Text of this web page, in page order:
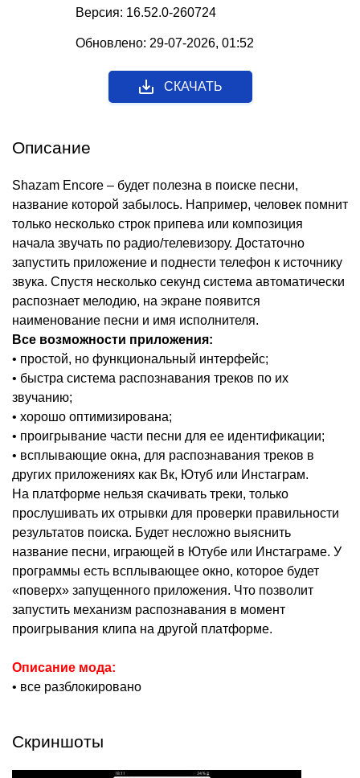
Версия: 16.52.0-260724
Обновлено: 29-07-2026, 01:52
СКАЧАТЬ
Описание
Shazam Encore – будет полезна в поиске песни,
название которой забылось. Например, человек помнит
только несколько строк припева или композиция
начала звучать по радио/телевизору. Достаточно
запустить приложение и поднести телефон к источнику
звука. Спустя несколько секунд система автоматически
распознает мелодию, на экране появится
наименование песни и имя исполнителя.
Все возможности приложения:
• простой, но функциональный интерфейс;
• быстра система распознавания треков по их
звучанию;
• хорошо оптимизирована;
• проигрывание части песни для ее идентификации;
• всплывающие окна, для распознавания треков в
других приложениях как Вк, Ютуб или Инстаграм.
На платформе нельзя скачивать треки, только
прослушивать их отрывки для проверки правильности
результатов поиска. Будет несложно выяснить
название песни, играющей в Ютубе или Инстаграме. У
программы есть всплывающее окно, которое будет
«поверх» запущенного приложения. Что позволит
запустить механизм распознавания в момент
проигрывания клипа на другой платформе.
Описание мода:
• все разблокировано
Скриншоты